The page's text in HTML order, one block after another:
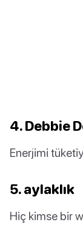
4. Debbie
Enerjimi
5. aylaklık
Hiç kimse bir